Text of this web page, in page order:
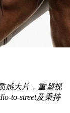
感大片，重塑视
to-street及秉持